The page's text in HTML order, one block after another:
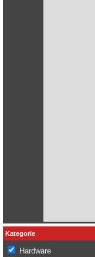
Kategorie
Hardware